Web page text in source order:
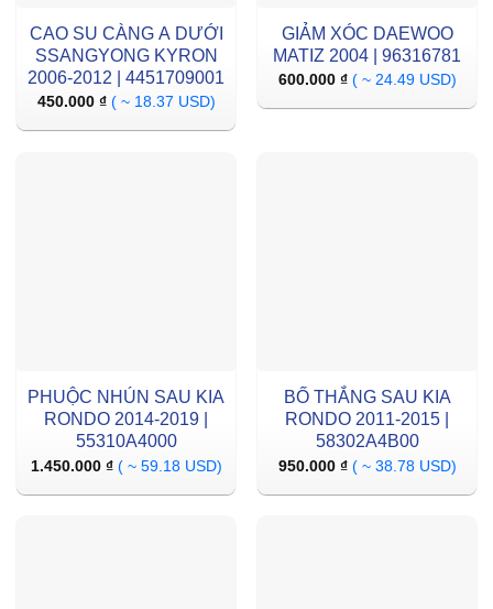
CAO SU CÀNG A DƯỚI
SSANGYONG KYRON
2006-2012 | 4451709001
450.000 ₫ ( ~ 18.37 USD)
GIẢM XÓC DAEWOO
MATIZ 2004 | 96316781
600.000 ₫ ( ~ 24.49 USD)
PHUỘC NHÚN SAU KIA
RONDO 2014-2019 |
55310A4000
1.450.000 ₫ ( ~ 59.18 USD)
BỐ THẮNG SAU KIA
RONDO 2011-2015 |
58302A4B00
950.000 ₫ ( ~ 38.78 USD)